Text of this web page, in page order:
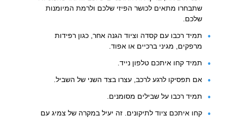
שתבחרו מתאים לכושר הפיזי שלכם ולרמת המיומנות
שלכם.
תמיד רכבו עם קסדה וציוד הגנה אחר, כגון רפידות
מרפקים, מגיני ברכיים או אפוד.
תמיד קחו איתכם טלפון נייד.
אם תפסיקו לרגע לרכב, עצרו בצד השני של השביל.
תמיד רכבו על שבילים מסומנים.
קחו איתכם ציוד לתיקונים. זה יעיל במקרה של צמיג עם